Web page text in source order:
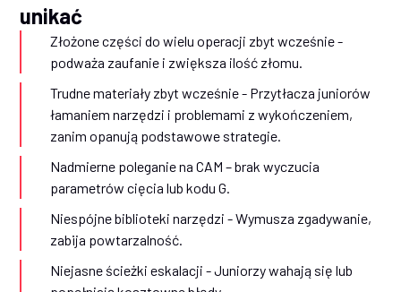
unikać
Złożone części do wielu operacji zbyt wcześnie -
podważa zaufanie i zwiększa ilość złomu.
Trudne materiały zbyt wcześnie - Przytłacza juniorów
łamaniem narzędzi i problemami z wykończeniem,
zanim opanują podstawowe strategie.
Nadmierne poleganie na CAM – brak wyczucia
parametrów cięcia lub kodu G.
Niespójne biblioteki narzędzi - Wymusza zgadywanie,
zabija powtarzalność.
Niejasne ścieżki eskalacji - Juniorzy wahają się lub